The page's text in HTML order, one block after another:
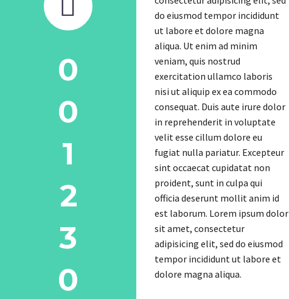
0
0
1
2
3
0
do eiusmod tempor incididunt
ut labore et dolore magna
aliqua. Ut enim ad minim
veniam, quis nostrud
exercitation ullamco laboris
nisi ut aliquip ex ea commodo
consequat. Duis aute irure dolor
in reprehenderit in voluptate
velit esse cillum dolore eu
fugiat nulla pariatur. Excepteur
sint occaecat cupidatat non
proident, sunt in culpa qui
officia deserunt mollit anim id
est laborum. Lorem ipsum dolor
sit amet, consectetur
adipisicing elit, sed do eiusmod
tempor incididunt ut labore et
dolore magna aliqua.